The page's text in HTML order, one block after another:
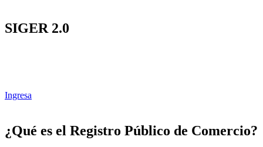
SIGER 2.0
Ingresa
¿Qué es el Registro Público de Comercio?